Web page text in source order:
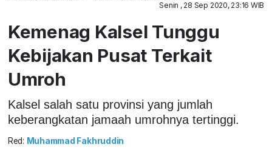
Senin , 28 Sep 2020, 23:16 WIB
Kemenag Kalsel Tunggu
Kebijakan Pusat Terkait
Umroh
Kalsel salah satu provinsi yang jumlah
keberangkatan jamaah umrohnya tertinggi.
Red: Muhammad Fakhruddin